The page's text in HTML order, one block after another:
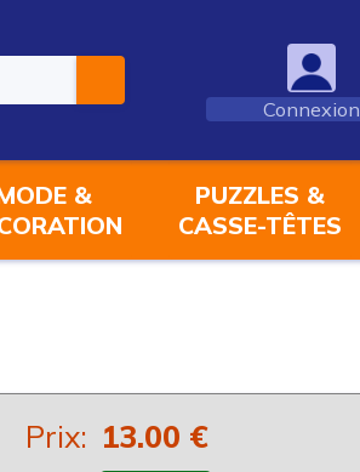
Connexion
&
PUZZLES &
CASSE-TÊTES
Prix: 13.00 €